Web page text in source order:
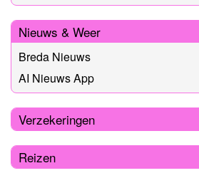
Nieuws & Weer
Breda Nieuws
AI Nieuws App
Verzekeringen
Reizen